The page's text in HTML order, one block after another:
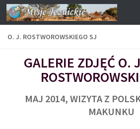
Przejdź do treści
O. J. ROSTWOROWSKIEGO SJ
GALERIE ZDJĘĆ O.
MAJ 2014, WIZYTA Z
MAKUNKU